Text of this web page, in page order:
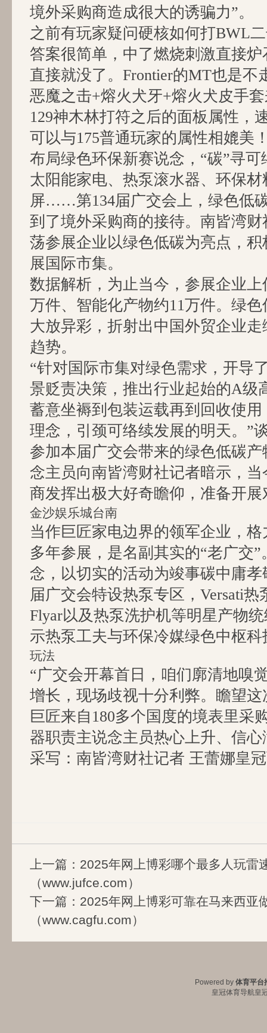
境外采购商造成很大的诱骗力”。
之前有玩家疑问硬核如何打BWL
答案很简单，中了燃烧刺激直接
直接就没了。Frontier的MT也是不
恶魔之击+熔火犬牙+熔火犬皮手
129神木林打符之后的面板属性，
可以与175普通玩家的属性相媲美
布局绿色环保新赛说念，“碳”寻
太阳能家电、热泵滚水器、环保
屏……第134届广交会上，绿色低
到了境外采购商的接待。南皆湾
荡参展企业以绿色低碳为亮点，
展国际市集。
数据解析，为止当今，参展企业
万件、智能化产物约11万件。绿
大放异彩，折射出中国外贸企业
趋势。
“针对国际市集对绿色需求，开导
景贬责决策，推出行业起始的A级
蓄意坐褥到包装运载再到回收使
理念，引颈可络续发展的明天。”
参加本届广交会带来的绿色低碳
念主员向南皆湾财社记者暗示，
商发挥出极大好奇瞻仰，准备开展
金沙娱乐城台南
当作巨匠家电边界的领军企业，
多年参展，是名副其实的“老广交
念，以切实的活动为竣事碳中庸
届广交会特设热泵专区，Versati
Flyar以及热泵洗护机等明星产物
示热泵工夫与环保冷媒绿色中枢科
玩法
“广交会开幕首日，咱们廓清地嗅
增长，现场歧视十分利弊。瞻望
巨匠来自180多个国度的境表里采
器职责主说念主员热心上升、信心
采写：南皆湾财社记者 王蕾娜皇
上一篇： 2025年网上博彩哪个最多人玩雷
（www.jufce.com）
下一篇： 2025年网上博彩可靠在马来西亚
（www.cagfu.com）
Powered by 体育平台
皇冠体育导航皇